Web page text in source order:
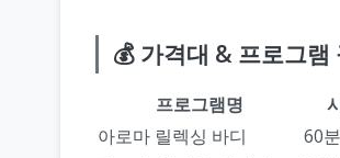
💰 가격대 & 프로그램
프로그램명
아로마 릴렉싱 바디
60분